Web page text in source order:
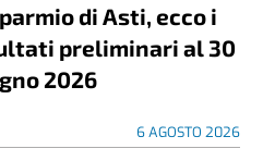
di Asti, ecco i
preliminari al 30
2026
6 AGOSTO 2026